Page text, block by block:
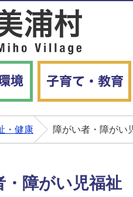
・健康 障がい者・障がい
・障がい児福祉